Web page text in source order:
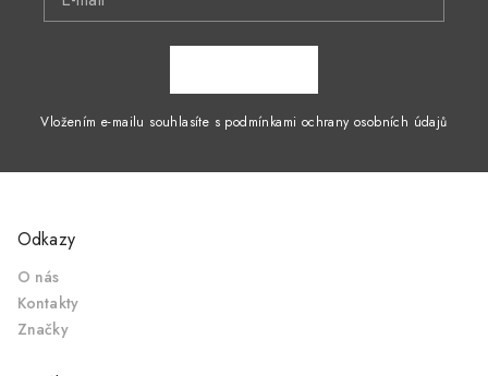
Vložením e-mailu souhlasíte s podmínkami ochrany osobních údajů
Odkazy
O nás
Kontakty
Značky